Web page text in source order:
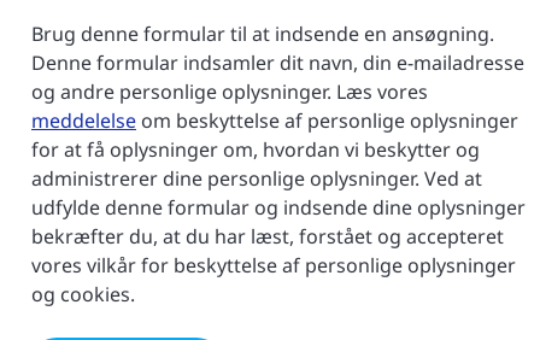
Brug denne formular til at indsende en ansøgning.
Denne formular indsamler dit navn, din e-mailadresse
og andre personlige oplysninger. Læs vores
meddelelse om beskyttelse af personlige oplysninger
for at få oplysninger om, hvordan vi beskytter og
administrerer dine personlige oplysninger. Ved at
udfylde denne formular og indsende dine oplysninger
bekræfter du, at du har læst, forstået og accepteret
vores vilkår for beskyttelse af personlige oplysninger
og cookies.